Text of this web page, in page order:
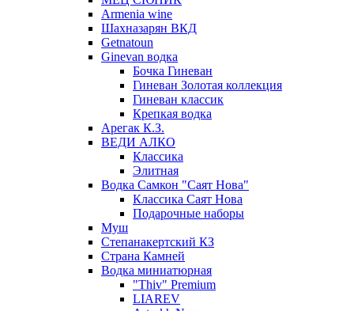
Armenia wine
Шахназарян ВКД
Getnatoun
Ginevan водка
Бочка Гиневан
Гиневан Золотая коллекция
Гиневан классик
Крепкая водка
Арегак К.З.
ВЕДИ АЛКО
Классика
Элитная
Водка Самкон "Саят Нова"
Классика Саят Нова
Подарочные наборы
Муш
Степанакертский КЗ
Страна Камней
Водка миниатюрная
"Thiv" Premium
LIAREV